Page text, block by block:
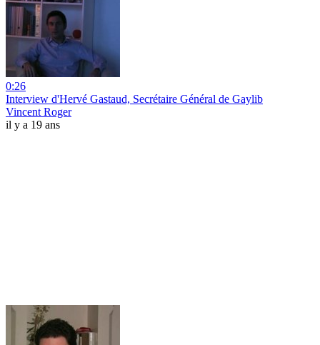
0:26
Interview d'Hervé Gastaud, Secrétaire Général de Gaylib
Vincent Roger
il y a 19 ans